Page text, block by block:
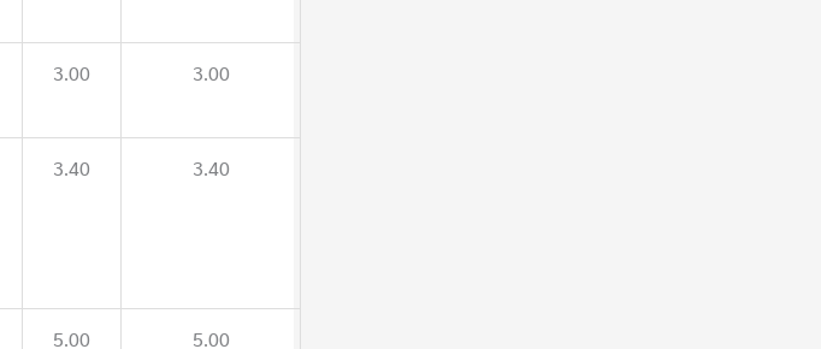
3.00 3.00
3.40 3.40
5.00 5.00